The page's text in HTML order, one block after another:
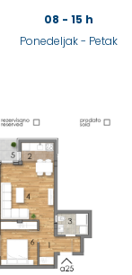
08 - 15 h
Ponedeljak - Petak